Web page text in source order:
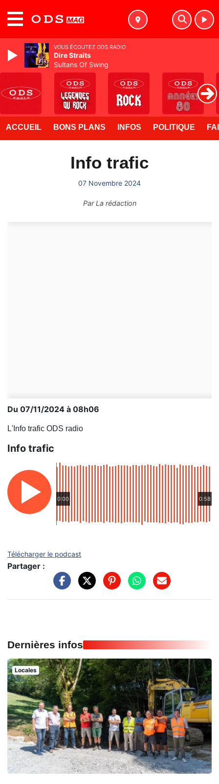
ACCUEIL BONS PLANS INFOS POLITIQUE
Info trafic
07 Novembre 2024
ParLa rédaction
Du 07/11/2024 à 08h06
L'Info trafic ODS radio
Info trafic
0:00 0:58
Télécharger le podcast
Partager :
Dernières infos
Locales
VOUS ÉCOUTEZ ODS RADIO
Dire Straits
Sultans Of Swing